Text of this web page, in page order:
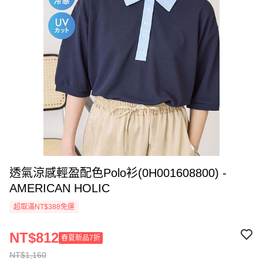
透氣涼感輕盈配色Polo衫(0H001608800) -
AMERICAN HOLIC
超取滿NT$388免運
NT$1,160
NT$812 春夏新品7折